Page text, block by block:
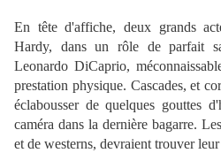
En tête d'affiche, deux grands
Hardy, dans un rôle de parfait
Leonardo DiCaprio,
prestation physique. Cascades, et
éclabousser de quelques gouttes
caméra dans la dernière bagarre.
et de westerns, devraient trouver